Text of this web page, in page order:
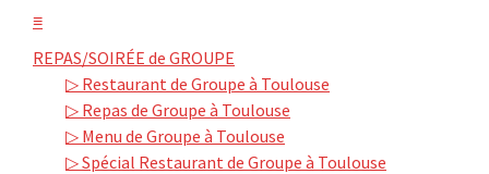
≡
REPAS/SOIRÉE de GROUPE
▷ Restaurant de Groupe à Toulouse
▷ Repas de Groupe à Toulouse
▷ Menu de Groupe à Toulouse
▷ Spécial Restaurant de Groupe à Toulouse